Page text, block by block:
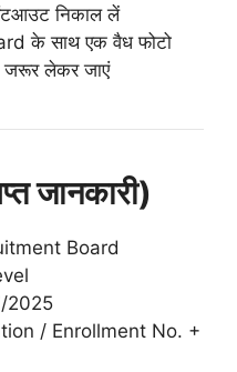
निकाल लें
के साथ एक वैध फोटो
जरूर लेकर जाएं
जानकारी)
Board
2025
/ Enrollment No. +